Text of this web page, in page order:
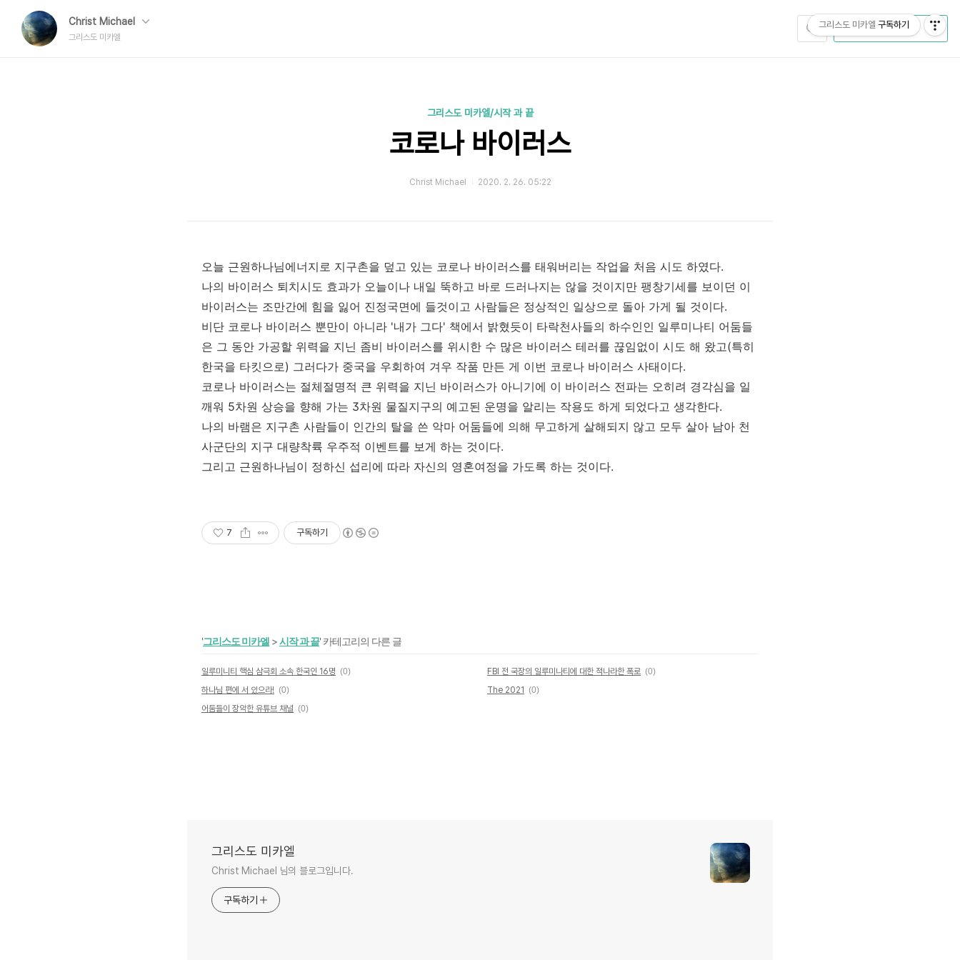
Christ Michael
그리스도 미카엘
CATEGORY
그리스도 미카엘/시작 과 끝
코로나 바이러스
Christ Michael 2020. 2. 26. 05:22
오늘 근원하나님에너지로 지구촌을 덮고 있는 코로나 바이러스를 태워버리는 작업을 처음 시도 하였다.
나의 바이러스 퇴치시도 효과가 오늘이나 내일 뚝하고 바로 드러나지는 않을 것이지만 팽창기세를 보이던 이
바이러스는 조만간에 힘을 잃어 진정국면에 들것이고 사람들은 정상적인 일상으로 돌아 가게 될 것이다.
비단 코로나 바이러스 뿐만이 아니라 '내가 그다' 책에서 밝혔듯이 타락천사들의 하수인인 일루미나티 어둠들
은 그 동안 가공할 위력을 지닌 좀비 바이러스를 위시한 수 많은 바이러스 테러를 끊임없이 시도 해 왔고(특히
한국을 타킷으로) 그러다가 중국을 우회하여 겨우 작품 만든 게 이번 코로나 바이러스 사태이다.
코로나 바이러스는 절체절명적 큰 위력을 지닌 바이러스가 아니기에 이 바이러스 전파는 오히려 경각심을 일
깨워 5차원 상승을 향해 가는 3차원 물질지구의 예고된 운명을 알리는 작용도 하게 되었다고 생각한다.
나의 바램은 지구촌 사람들이 인간의 탈을 쓴 악마 어둠들에 의해 무고하게 살해되지 않고 모두 살아 남아 천
사군단의 지구 대량착륙 우주적 이벤트를 보게 하는 것이다.
그리고 근원하나님이 정하신 섭리에 따라 자신의 영혼여정을 가도록 하는 것이다.
7 구독하기
'그리스도 미카엘 >시작 과 끝' 카테고리의 다른 글
일루미니티 핵심 삼극회 소속 한국인 16명 (0) FBI 전 국장의 일루미나티에 대한 적나라한 폭로 (0)
하나님 편에 서 있으라! (0) The 2021 (0)
어둠들이 장악한 유튜브 채널 (0)
그리스도 미카엘
Christ Michael 님의 블로그입니다.
구독하기
그리스도 미카엘 구독하기